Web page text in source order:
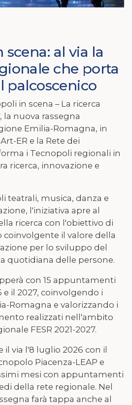
al via la
che porta
palcoscenico
in scena – La ricerca
nuova rassegna
Emilia-Romagna, in
ER e la Rete dei
i Tecnopoli regionali in
ricerca, innovazione e
teatrali, musica, danza e
l'iniziativa apre al
ricerca con l'obiettivo di
il valore della
per lo sviluppo del
quotidiana delle persone.
con 15 appuntamenti
il 2027, coinvolgendo i
Romagna e valorizzando i
realizzati nell'ambito
FESR 2021-2027.
via l'8 luglio 2026 con il
Piacenza-LEAP e
mesi con appuntamenti
della rete regionale. Nel
farà tappa anche al